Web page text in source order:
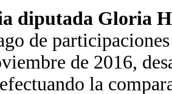
diputada Gloria
de
de 2016,
la